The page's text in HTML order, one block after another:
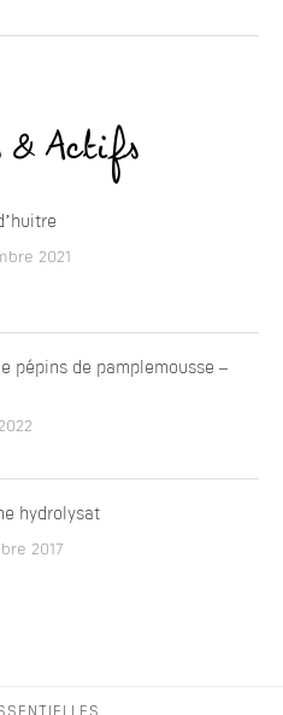
& Actifs
2021
pépins de pamplemousse –
hydrolysat
2017